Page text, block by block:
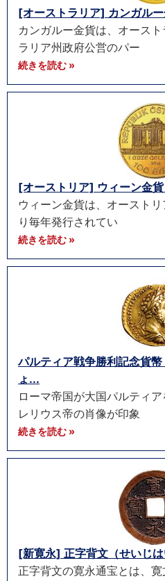
[オーストラリア] カンガル
カンガルー金貨は、オース
ラリア州政府公営のパー
続きを読む »
[オーストリア] ウィーン金
ウィーン金貨は、オースト
り毎年発行されてい
続きを読む »
パルティア戦争勝利記念貨
ょ...
ローマ帝国が大国パルティ
レリウス帝の肖像が印象
続きを読む »
[新寛永] 正字背文（せいじ
正字背文の寛永通宝とは、